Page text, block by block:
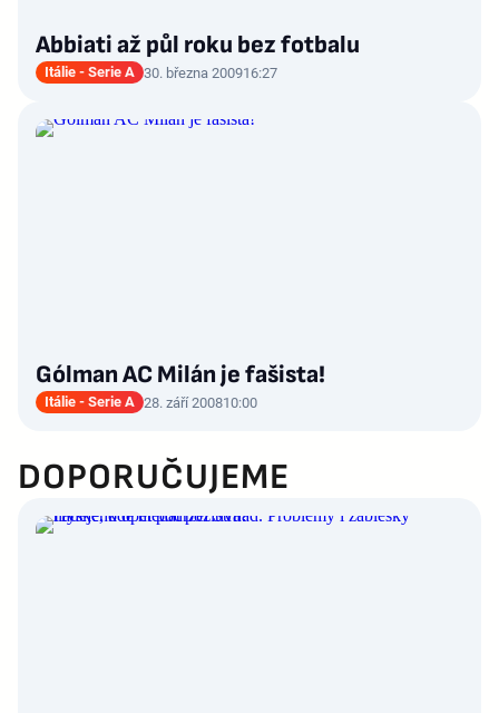
Abbiati až půl roku bez fotbalu
Itálie - Serie A 30. března 200916:27
Gólman AC Milán je fašista!
Itálie - Serie A 28. září 200810:00
DOPORUČUJEME